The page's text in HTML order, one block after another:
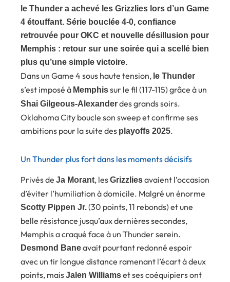
le Thunder a achevé les Grizzlies lors d’un Game
4 étouffant. Série bouclée 4-0, confiance
retrouvée pour OKC et nouvelle désillusion pour
Memphis : retour sur une soirée qui a scellé bien
plus qu’une simple victoire.
Dans un Game 4 sous haute tension, le Thunder
s’est imposé à Memphissur le fil (117-115) grâce à un
Shai Gilgeous-Alexanderdes grands soirs.
Oklahoma City boucle son sweep et confirme ses
ambitions pour la suite des playoffs 2025.
Un Thunder plus fort dans les moments décisifs
Privés de Ja Morant, lesGrizzliesavaient l’occasion
d’éviter l’humiliation à domicile. Malgré un énorme
Scotty Pippen Jr.(30 points, 11 rebonds) et une
belle résistance jusqu’aux dernières secondes,
Memphis a craqué face à un Thunder serein.
Desmond Baneavait pourtant redonné espoir
avec un tir longue distance ramenant l’écart à deux
points, maisJalen Williamset ses coéquipiers ont